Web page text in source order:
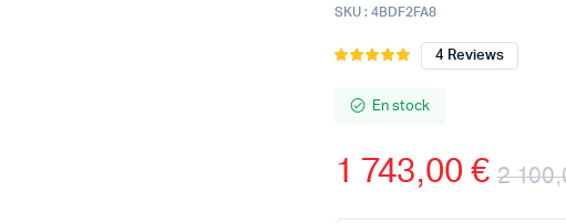
SKU : 4BDF2FA8
Noté
basé sur
4 Reviews
En stock
2
1 743,00€